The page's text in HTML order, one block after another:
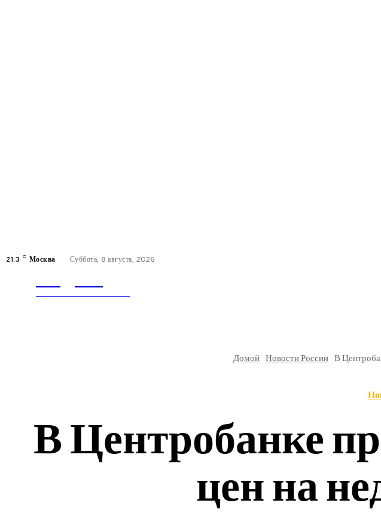
21.3 C Москва Суббота, 8 августа, 2026
Домой Новости России В
В Центробанке
цен на